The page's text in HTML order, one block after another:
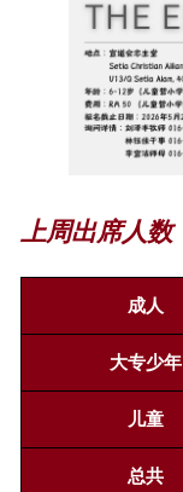
上周出席人数
成人
大专少年
儿童
总共